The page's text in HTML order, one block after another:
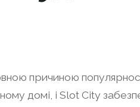
причиною
домі, і Slot City